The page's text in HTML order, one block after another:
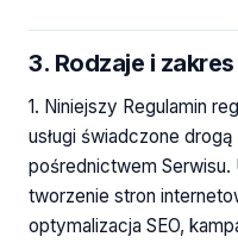
3. Rodzaje i
1. Niniejszy Regulamin
usługi świadczone
pośrednictwem Serwisu.
tworzenie stron
optymalizacja SEO,